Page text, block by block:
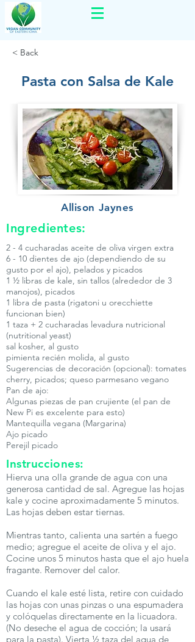
< Back
Pasta con Salsa de Kale
Allison Jaynes
Ingredientes:
2 - 4 cucharadas aceite de oliva virgen extra
6 - 10 dientes de ajo (dependiendo de su
gusto por el ajo), pelados y picados
1 ½ libras de kale, sin tallos (alrededor de 3
manojos), picados
1 libra de pasta (rigatoni u orecchiette
funcionan bien)
1 taza + 2 cucharadas levadura nutricional
(nutritional yeast)
sal kosher, al gusto
pimienta recién molida, al gusto
Sugerencias de decoración (opcional): tomates
cherry, picados; queso parmesano vegano
Pan de ajo:
Algunas piezas de pan crujiente (el pan de
New Pi es excelente para esto)
Mantequilla vegana (Margarina)
Ajo picado
Perejil picado
Instrucciones:
Hierva una olla grande de agua con una
generosa cantidad de sal. Agregue las hojas
kale y cocine aproximadamente 5 minutos.
Las hojas deben estar tiernas.
Mientras tanto, calienta una sartén a fuego
medio; agregue el aceite de oliva y el ajo.
Cocine unos 5 minutos hasta que el ajo huela
fragante. Remover del calor.
Cuando el kale esté lista, retire con cuidado
las hojas con unas pinzas o una espumadera
y colóquelas directamente en la licuadora.
(No deseche el agua de cocción; la usará
para la pasta). Vierta ½ taza del agua de